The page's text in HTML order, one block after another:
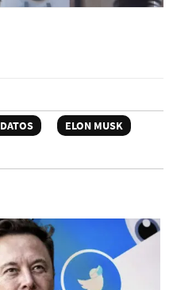
DATOS
ELON MUSK